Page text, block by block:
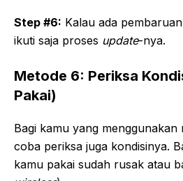
Step #6: Kalau ada
ikuti saja proses update-nya.
Metode 6: Periksa
Pakai)
Bagi kamu yang menggunakan
coba periksa juga kondisinya.
kamu pakai sudah rusak atau